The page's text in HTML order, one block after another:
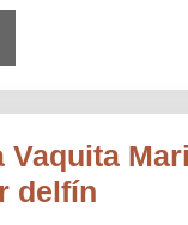
Vaquita
delfín